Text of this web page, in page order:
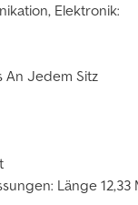
Elektronik:
An Jedem Sitz
Länge 12,33